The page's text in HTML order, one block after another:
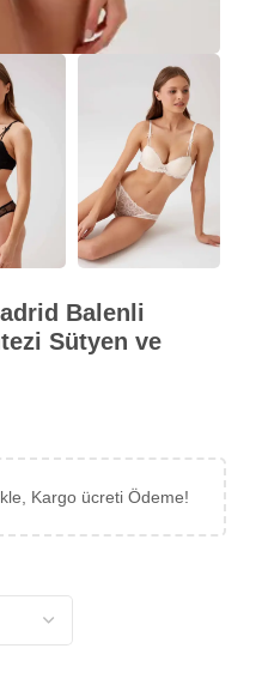
Balenli
Sütyen ve
Kargo ücreti Ödeme!